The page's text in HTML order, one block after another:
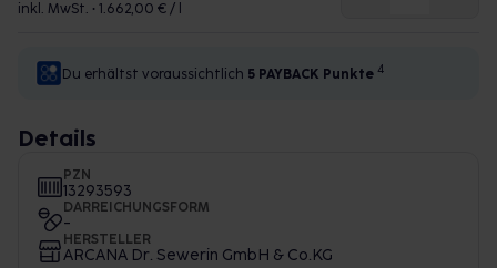
inkl. MwSt. • 1.662,00 € / l
Du erhältst voraussichtlich 5 PAYBACK Punkte 4
Details
PZN
13293593
DARREICHUNGSFORM
-
HERSTELLER
ARCANA Dr. Sewerin GmbH & Co.KG